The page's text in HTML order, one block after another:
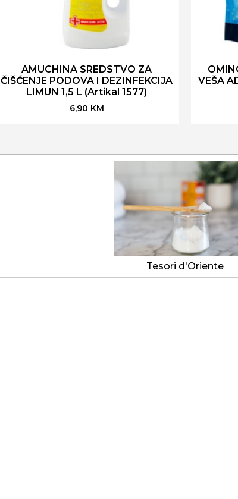
AMUCHINA SREDSTVO ZA
ČIŠĆENJE PODOVA I DEZINFEKCIJA
LIMUN 1,5 L (Artikal 1577)
6,90 KM
VEŠA
Tesori d'Oriente